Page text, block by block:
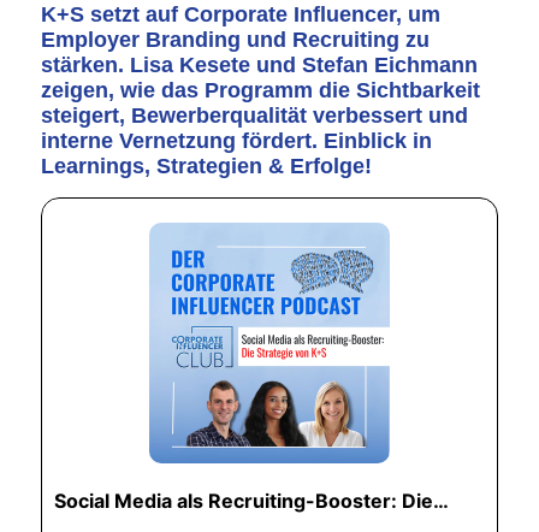
K+S setzt auf Corporate Influencer, um
Employer Branding und Recruiting zu
stärken. Lisa Kesete und Stefan Eichmann
zeigen, wie das Programm die Sichtbarkeit
steigert, Bewerberqualität verbessert und
interne Vernetzung fördert. Einblick in
Learnings, Strategien & Erfolge!